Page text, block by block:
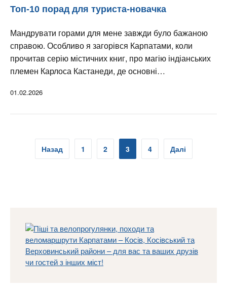
Топ-10 порад для туриста-новачка
Мандрувати горами для мене завжди було бажаною
справою. Особливо я загорівся Карпатами, коли
прочитав серію містичних книг, про магію індіанських
племен Карлоса Кастанеди, де основні…
01.02.2026
Пагінація
Назад 1 2 3 4 Далі